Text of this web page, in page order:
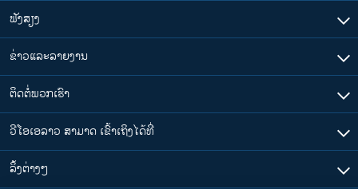
ຟັງສຽງ
ຂ່າວແລະລາຍງານ
ຕິດຕໍ່ພວກເຮົາ
ວີໂອເອລາວ ສາມາດ ເຂົ້າເຖິງໄດ້ທີ່
​ລິ້ງ​ຕ່າງໆ